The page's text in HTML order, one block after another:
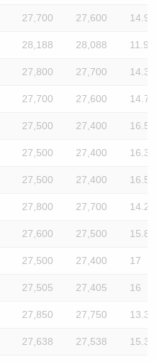
27,700 27,600 14.9
28,188 28,088 11.9
27,800 27,700 14.3
27,700 27,600 14.7
27,500 27,400 16.5
27,500 27,400 16.3
27,500 27,400 16.5
27,800 27,700 14.2
27,600 27,500 15.8
27,500 27,400 17
27,505 27,405 16
27,850 27,750 13.3
27,638 27,538 15.3